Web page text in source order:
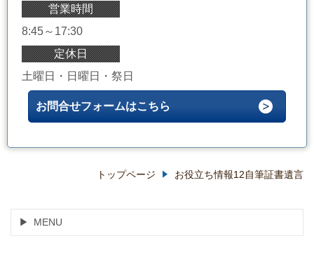
営業時間
8:45～17:30
定休日
土曜日・日曜日・祭日
お問合せフォームはこちら
トップページ お役立ち情報12自筆証書遺言
MENU